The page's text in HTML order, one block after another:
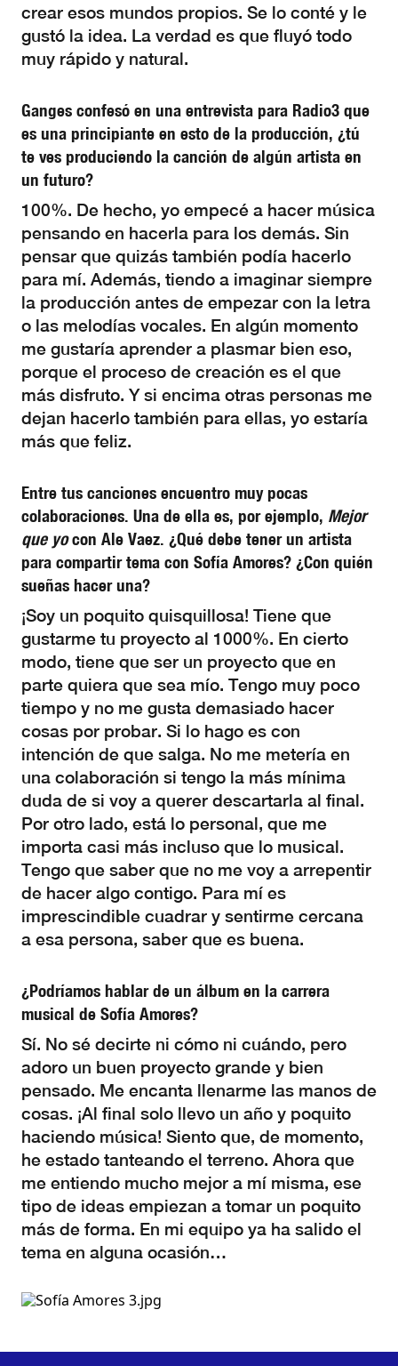
crear esos mundos propios. Se lo conté y le
gustó la idea. La verdad es que fluyó todo
muy rápido y natural.
Ganges confesó en una entrevista para Radio3 que
es una principiante en esto de la producción, ¿tú
te ves produciendo la canción de algún artista en
un futuro?
100%. De hecho, yo empecé a hacer música
pensando en hacerla para los demás. Sin
pensar que quizás también podía hacerlo
para mí. Además, tiendo a imaginar siempre
la producción antes de empezar con la letra
o las melodías vocales. En algún momento
me gustaría aprender a plasmar bien eso,
porque el proceso de creación es el que
más disfruto. Y si encima otras personas me
dejan hacerlo también para ellas, yo estaría
más que feliz.
Entre tus canciones encuentro muy pocas
colaboraciones. Una de ella es, por ejemplo, Mejor
que yocon Ale Vaez. ¿Qué debe tener un artista
para compartir tema con Sofía Amores? ¿Con quién
sueñas hacer una?
¡Soy un poquito quisquillosa! Tiene que
gustarme tu proyecto al 1000%. En cierto
modo, tiene que ser un proyecto que en
parte quiera que sea mío. Tengo muy poco
tiempo y no me gusta demasiado hacer
cosas por probar. Si lo hago es con
intención de que salga. No me metería en
una colaboración si tengo la más mínima
duda de si voy a querer descartarla al final.
Por otro lado, está lo personal, que me
importa casi más incluso que lo musical.
Tengo que saber que no me voy a arrepentir
de hacer algo contigo. Para mí es
imprescindible cuadrar y sentirme cercana
a esa persona, saber que es buena.
¿Podríamos hablar de un álbum en la carrera
musical de Sofía Amores?
Sí. No sé decirte ni cómo ni cuándo, pero
adoro un buen proyecto grande y bien
pensado. Me encanta llenarme las manos de
cosas. ¡Al final solo llevo un año y poquito
haciendo música! Siento que, de momento,
he estado tanteando el terreno. Ahora que
me entiendo mucho mejor a mí misma, ese
tipo de ideas empiezan a tomar un poquito
más de forma. En mi equipo ya ha salido el
tema en alguna ocasión…